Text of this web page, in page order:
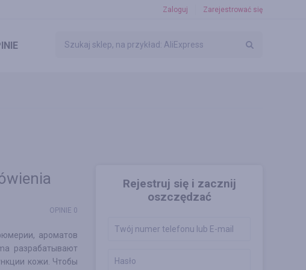
Zaloguj Zarejestrować się
Rejestruj się i zacznij
oszczędzać
OPINIE 0
ароматов
разрабатывают
кожи. Чтобы